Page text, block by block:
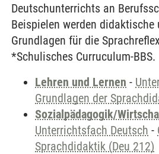
Deutschunterrichts an
Beispielen werden
Grundlagen für die
*Schulisches Curruculum-BBS.
Lehren und Lernen -
Grundlagen der
Sozialpädagogik/
Unterrichtsfach Deutsch -
Sprachdidaktik (Deu 212)